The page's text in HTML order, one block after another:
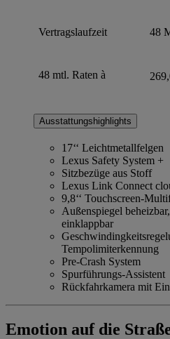
Vertragslaufzeit 48
48 mtl. Raten à
Ausstattungshighlights
17‘‘ Leichtmetallfelgen
Lexus Safety System +
Sitzbezüge aus Stoff
Lexus Link Connect
9,8‘‘ Touchscreen-
Außenspiegel
einklappbar
Tempolimiterkennung
Pre-Crash System
Spurführungs-Assistent
Rückfahrkamera mit
Emotion auf die